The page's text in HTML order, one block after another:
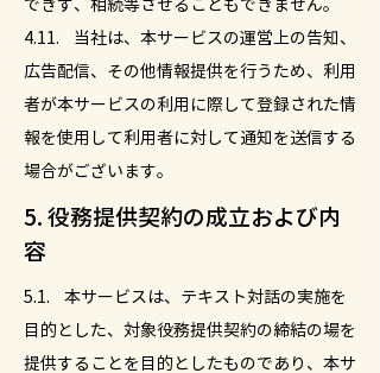
できず、相続等させることもできません。
4.11. 当社は、本サービスの運営上の告知、
広告配信、その他情報提供を行うため、利用
者が本サービスの利用に際して登録された情
報を使用して利用者に対して通知を送信する
場合がございます。
5. 役務提供契約の成立および内
容
5.1. 本サービスは、テキスト対話の実施を
目的とした、対象役務提供契約の締結の場を
提供することを目的としたものであり、本サ